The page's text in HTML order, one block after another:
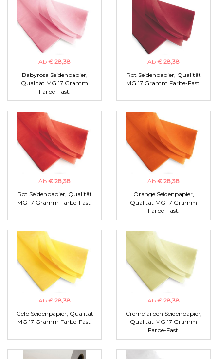
Ab € 28,38
Babyrosa Seidenpapier,
Qualität MG 17 Gramm
Farbe-Fast.
Ab € 28,38
Rot Seidenpapier, Qualität
MG 17 Gramm Farbe-Fast.
Ab € 28,38
Rot Seidenpapier, Qualität
MG 17 Gramm Farbe-Fast.
Ab € 28,38
Orange Seidenpapier,
Qualität MG 17 Gramm
Farbe-Fast.
Ab € 28,38
Gelb Seidenpapier, Qualität
MG 17 Gramm Farbe-Fast.
Ab € 28,38
Cremefarben Seidenpapier,
Qualität MG 17 Gramm
Farbe-Fast.